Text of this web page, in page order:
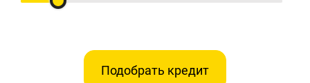
Подобрать кредит